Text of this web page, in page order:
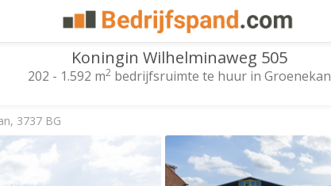
3737 BG
Koningin Wilhelminaweg 505
202 - 1.592 m2 bedrijfsruimte te huur in Groenekan